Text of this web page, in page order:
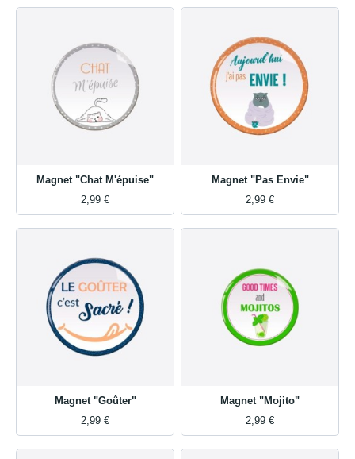
Magnet "Chat M'épuise"
2,99 €
Magnet "Pas Envie"
2,99 €
Magnet "Goûter"
2,99 €
Magnet "Mojito"
2,99 €